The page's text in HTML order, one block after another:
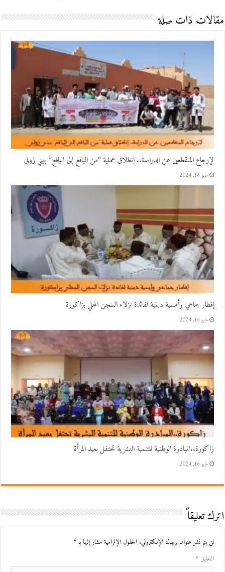
مقالات ذات صلة
لإرجاع المنقطعين عن الدراسة.. إنطلاق عملية “من اليافع إلى اليافع” ببني زولي
مايو 16, 2024
إفطار جماعي وأمسية دينية لفائدة نزلاء السجن المحلي بزاكورة
مايو 16, 2024
زاكورة..المبادرة الوطنية للتنمية البشرية تحتفل بعيد المرأة
مايو 16, 2024
اترك تعليقاً
لن يتم نشر عنوان بريدك الإلكتروني. الحقول الإلزامية مشار إليها بـ*
التعليق *